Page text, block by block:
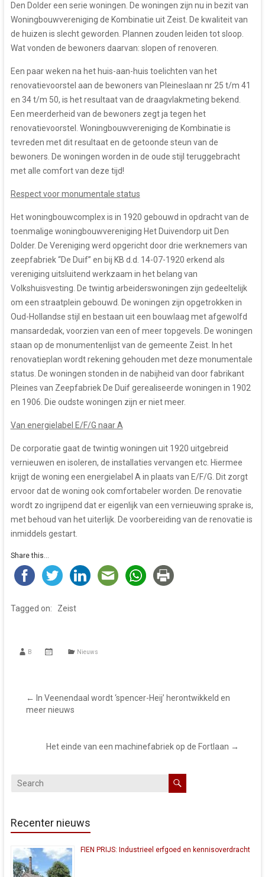
Den Dolder een serie woningen. De woningen zijn nu in bezit van
Woningbouwvereniging de Kombinatie uit Zeist. De kwaliteit van
de huizen is slecht geworden. Plannen zouden leiden tot sloop.
Wat vonden de bewoners daarvan: slopen of renoveren.
Een paar weken na het huis-aan-huis toelichten van het
renovatievoorstel aan de bewoners van Pleineslaan nr 25 t/m 41
en 34 t/m 50, is het resultaat van de draagvlakmeting bekend.
Een meerderheid van de bewoners zegt ja tegen het
renovatievoorstel. Woningbouwvereniging de Kombinatie is
tevreden met dit resultaat en de getoonde steun van de
bewoners. De woningen worden in de oude stijl teruggebracht
met alle comfort van deze tijd!
Respect voor monumentale status
Het woningbouwcomplex is in 1920 gebouwd in opdracht van de
toenmalige woningbouwvereniging Het Duivendorp uit Den
Dolder. De Vereniging werd opgericht door drie werknemers van
zeepfabriek “De Duif” en bij KB d.d. 14-07-1920 erkend als
vereniging uitsluitend werkzaam in het belang van
Volkshuisvesting. De twintig arbeiderswoningen zijn gedeeltelijk
om een straatplein gebouwd. De woningen zijn opgetrokken in
Oud-Hollandse stijl en bestaan uit een bouwlaag met afgewolfd
mansardedak, voorzien van een of meer topgevels. De woningen
staan op de monumentenlijst van de gemeente Zeist. In het
renovatieplan wordt rekening gehouden met deze monumentale
status. De woningen stonden in de nabijheid van door fabrikant
Pleines van Zeepfabriek De Duif gerealiseerde woningen in 1902
en 1906. Die oudste woningen zijn er niet meer.
Van energielabel E/F/G naar A
De corporatie gaat de twintig woningen uit 1920 uitgebreid
vernieuwen en isoleren, de installaties vervangen etc. Hiermee
krijgt de woning een energielabel A in plaats van E/F/G. Dit zorgt
ervoor dat de woning ook comfortabeler worden. De renovatie
wordt zo ingrijpend dat er eigenlijk van een vernieuwing sprake is,
met behoud van het uiterlijk. De voorbereiding van de renovatie is
inmiddels gestart.
Share this...
Tagged on: Zeist
B Nieuws
← In Veenendaal wordt ‘spencer-Heij’ herontwikkeld en
meer nieuws
Het einde van een machinefabriek op de Fortlaan →
Recenter nieuws
FIEN PRIJS: Industrieel erfgoed en kennisoverdracht